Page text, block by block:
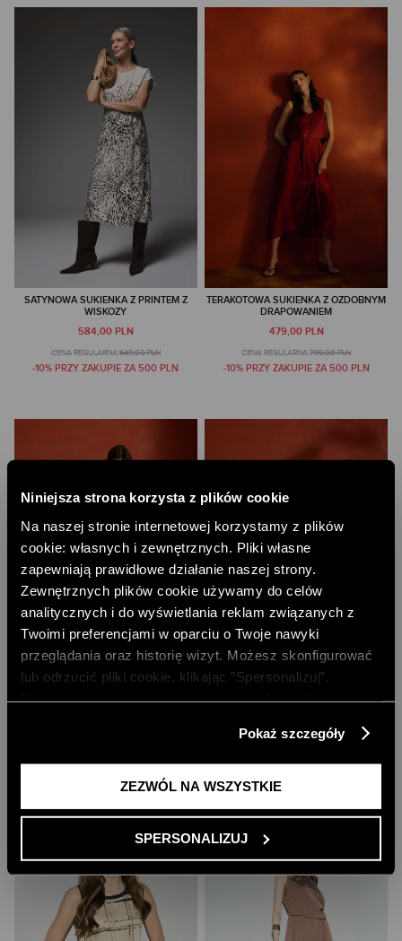
Niniejsza strona korzysta z plików cookie
Na naszej stronie internetowej korzystamy z plików
cookie: własnych i zewnętrznych. Pliki własne
zapewniają prawidłowe działanie naszej strony.
Zewnętrznych plików cookie używamy do celów
analitycznych i do wyświetlania reklam związanych z
Twoimi preferencjami w oparciu o Twoje nawyki
przeglądania oraz historię wizyt. Możesz skonfigurować
lub odrzucić pliki cookie, klikając ”Spersonalizuj”.
Polityce Prywatności
Pokaż szczegóły
ZEZWÓL NA WSZYSTKIE
SPERSONALIZUJ
SATYNOWA SUKIENKA Z PRINTEM Z
WISKOZY
584,00 PLN
CENA REGULARNA:649,00 PLN
-10% PRZY ZAKUPIE ZA 500 PLN
TERAKOTOWA SUKIENKA Z OZDOBNYM
DRAPOWANIEM
479,00 PLN
CENA REGULARNA:799,00 PLN
-10% PRZY ZAKUPIE ZA 500 PLN
-10% PRZY ZAKUPIE ZA 500 PLN
329,00 PLN
CENA REGULARNA:599,00 PLN
-10% PRZY ZAKUPIE ZA 500 PLN